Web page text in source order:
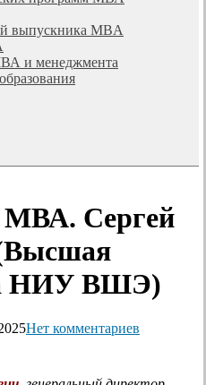
выпускника MBA
и менеджмента
МВА. Сергей
НИУ ВШЭ)
Нет комментариев